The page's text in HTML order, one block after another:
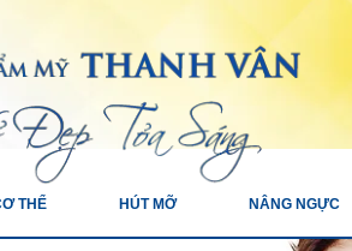
THỂ HÚT MỠ NÂNG NGỰC